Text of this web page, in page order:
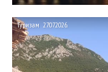
Туризам 27.07.2026.